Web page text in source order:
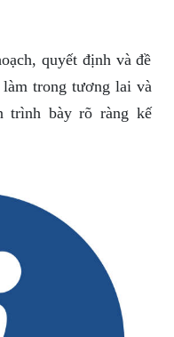
quyết định và đề
trong tương lai và
trình bày rõ ràng kế